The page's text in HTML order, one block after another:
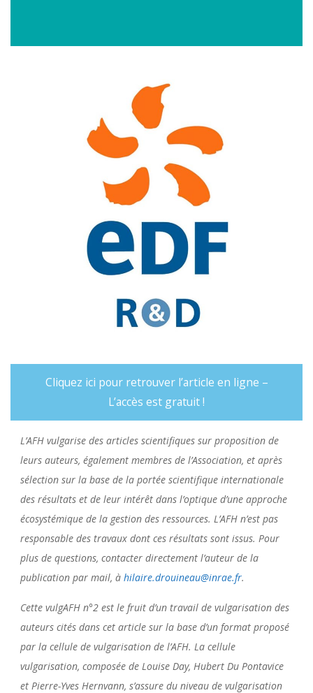
Cliquez ici pour retrouver l’article en ligne –
L’accès est gratuit !
L’AFH vulgarise des articles scientifiques sur proposition de
leurs auteurs, également membres de l’Association, et après
sélection sur la base de la portée scientifique internationale
des résultats et de leur intérêt dans l’optique d’une approche
écosystémique de la gestion des ressources. L’AFH n’est pas
responsable des travaux dont ces résultats sont issus. Pour
plus de questions, contacter directement l’auteur de la
publication par mail, à hilaire.drouineau@inrae.fr.
Cette vulgAFH n°2 est le fruit d’un travail de vulgarisation des
auteurs cités dans cet article sur la base d’un format proposé
par la cellule de vulgarisation de l’AFH. La cellule
vulgarisation, composée de Louise Day, Hubert Du Pontavice
et Pierre-Yves Hernvann, s’assure du niveau de vulgarisation